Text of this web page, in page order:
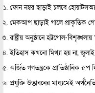
ফোন নম্বর ছাড়াই চলবে
মেকআপ ছাড়াই গালে প্রাকৃতিক
রাষ্ট্রীয় অনুষ্ঠানে হট্টগোল-বিশৃঙ্খলায়
ইতিহাস কখনো মিথ্যা হয় না, জুলাই
অর্জিত গণতন্ত্রকে প্রাতিষ্ঠানিক রূপ
প্রযুক্তি উদ্ভাবনের মাধ্যমেই